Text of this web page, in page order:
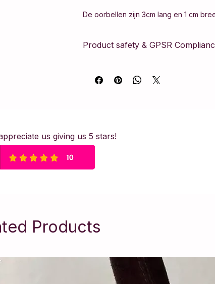
De oorbellen zijn 3cm lang en 1 cm
Product safety & GPSR
Verordening Productveiligheid (GPSR).
vervaardigd volgens strikte
Dit sieraad is met zorg vervaardigd
onderdelen. Vanwege
adviseren om sieraden af te doen
us giving us 5 stars!
Products